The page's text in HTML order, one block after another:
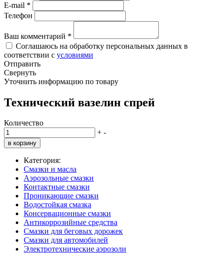
E-mail *
Телефон
Ваш комментарий *
Соглашаюсь на обработку персональных данных в
соответствии с условиями
Отправить
Свернуть
Уточнить информацию по товару
Технический вазелин спрей
Количество
+ -
в корзину
Категория:
Смазки и масла
Аэрозольные смазки
Контактные смазки
Проникающие смазки
Водостойкая смазка
Консервационные смазки
Антикоррозийные средства
Смазки для беговых дорожек
Смазки для автомобилей
Электротехнические аэрозоли